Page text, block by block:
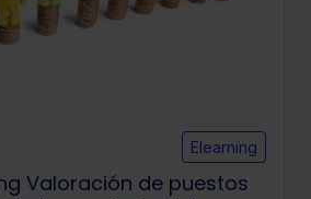
Elearning
Valoración de puestos